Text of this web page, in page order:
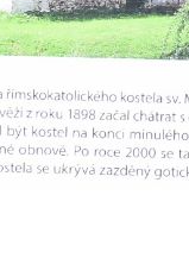
– XIV. kaple – U
– XIII. kaple – U
– XII. kaple – Vodní